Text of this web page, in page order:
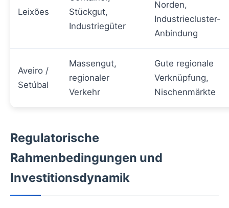
Leixões
Stückgut,
Industriegüter
Norden,
Industriecluster-
Anbindung
Aveiro /
Setúbal
Massengut,
regionaler
Verkehr
Gute regionale
Verknüpfung,
Nischenmärkte
Regulatorische
Rahmenbedingungen und
Investitionsdynamik